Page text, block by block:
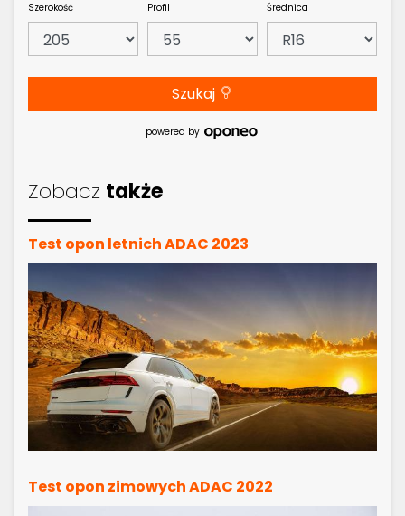
Szerokość Profil Średnica
Szukaj
powered by
Zobacz także
Test opon letnich ADAC 2023
Test opon zimowych ADAC 2022